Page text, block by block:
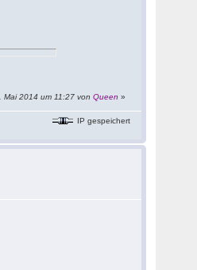
Mai 2014 um 11:27 vonQueen »
IP gespeichert